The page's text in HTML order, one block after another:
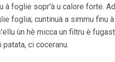
à foglie sopr'à u calore forte.
foglia; cuntinuà a simmu finu
ùn hè micca un filtru è
ci coceranu.